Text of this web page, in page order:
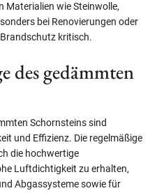
Materialien wie Steinwolle,
bei Renovierungen oder
kritisch.
des gedämmten
Schornsteins sind
und Effizienz. Die regelmäßige
die hochwertige
Luftdichtigkeit zu erhalten,
Abgassysteme sowie für